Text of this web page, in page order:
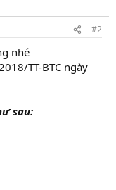
#2
nhé
TT-BTC ngày
sau: